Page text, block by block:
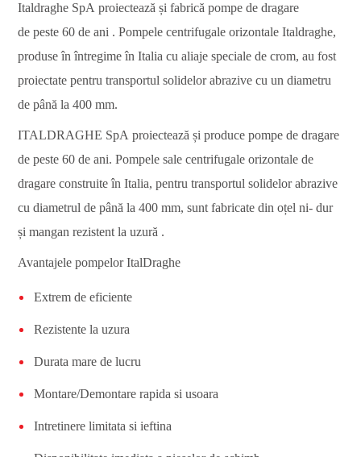
Italdraghe SpA proiectează și fabrică pompe de dragare
de peste 60 de ani . Pompele centrifugale orizontale Italdraghe,
produse în întregime în Italia cu aliaje speciale de crom, au fost
proiectate pentru transportul solidelor abrazive cu un diametru
de până la 400 mm.
ITALDRAGHE SpA proiectează și produce pompe de dragare
de peste 60 de ani. Pompele sale centrifugale orizontale de
dragare construite în Italia, pentru transportul solidelor abrazive
cu diametrul de până la 400 mm, sunt fabricate din oțel ni- dur
și mangan rezistent la uzură .
Avantajele pompelor ItalDraghe
Extrem de eficiente
Rezistente la uzura
Durata mare de lucru
Montare/Demontare rapida si usoara
Intretinere limitata si ieftina